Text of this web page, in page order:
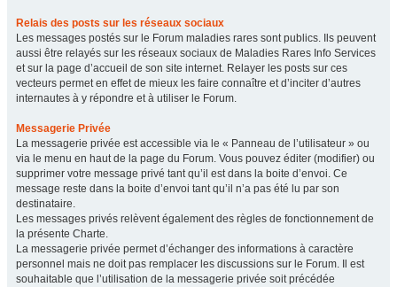
Relais des posts sur les réseaux sociaux
Les messages postés sur le Forum maladies rares sont publics. Ils peuvent
aussi être relayés sur les réseaux sociaux de Maladies Rares Info Services
et sur la page d’accueil de son site internet. Relayer les posts sur ces
vecteurs permet en effet de mieux les faire connaître et d’inciter d’autres
internautes à y répondre et à utiliser le Forum.
Messagerie Privée
La messagerie privée est accessible via le « Panneau de l’utilisateur » ou
via le menu en haut de la page du Forum. Vous pouvez éditer (modifier) ou
supprimer votre message privé tant qu’il est dans la boite d’envoi. Ce
message reste dans la boite d’envoi tant qu’il n’a pas été lu par son
destinataire.
Les messages privés relèvent également des règles de fonctionnement de
la présente Charte.
La messagerie privée permet d’échanger des informations à caractère
personnel mais ne doit pas remplacer les discussions sur le Forum. Il est
souhaitable que l’utilisation de la messagerie privée soit précédée